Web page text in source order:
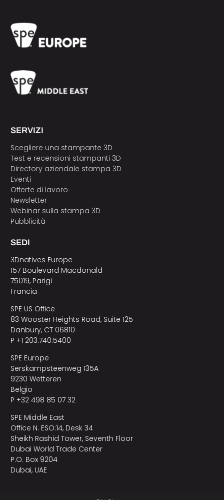
SERVIZI
Scegliere una stampante 3D
Test e recensioni stampanti 3D
Directory aziendale stampa 3D
Eventi
Offerte di lavoro
Newsletter
Webinar sulla stampa 3D
Pubblicità
SEDI
3Dnatives Europe
157 Boulevard Macdonald
75019, Parigi
Francia
SPE US Office
83 Wooster Heights Road, Suite 125
Danbury, CT 06810
P +1 203.740.5400
SPE Europe
Serskampsteenweg 135A
9230 Wetteren
Belgio
P +32 498 85 07 32
SPE Middle East
Office N. ESO:14, Desk 34
Sheikh Rashid Tower, Seventh Floor
Dubai World Trade Center
P.O. Box 9204
Dubai, UAE